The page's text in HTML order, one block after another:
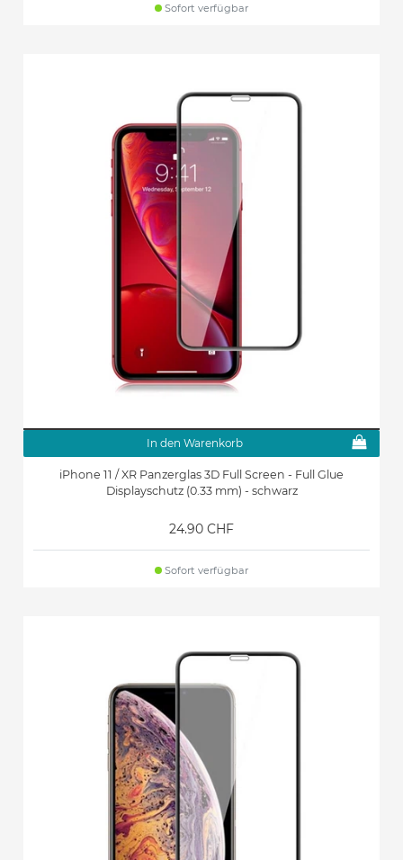
Sofort verfügbar
In den Warenkorb
iPhone 11 / XR Panzerglas 3D Full Screen - Full Glue
Displayschutz (0.33 mm) - schwarz
24.90 CHF
Sofort verfügbar